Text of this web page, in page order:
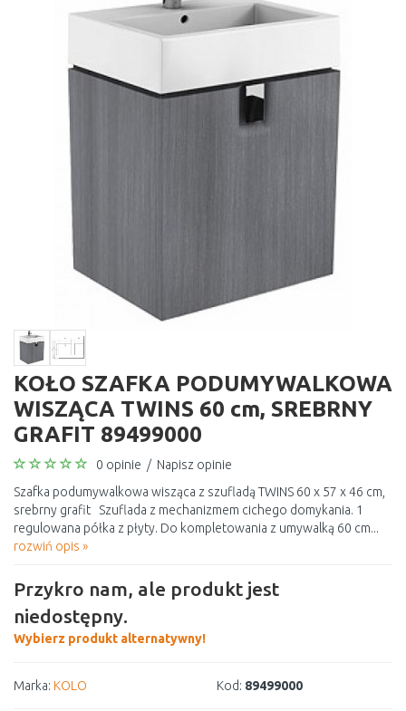
KOŁO SZAFKA PODUMYWALKOWA
WISZĄCA TWINS 60 cm, SREBRNY
GRAFIT 89499000
0 opinie / Napisz opinie
Szafka podumywalkowa wisząca z szufladą TWINS 60 x 57 x 46 cm,
srebrny grafit Szuflada z mechanizmem cichego domykania. 1
regulowana półka z płyty. Do kompletowania z umywalką 60 cm...
rozwiń opis »
Przykro nam, ale produkt jest
niedostępny.
Wybierz produkt alternatywny!
Marka: KOLO Kod: 89499000